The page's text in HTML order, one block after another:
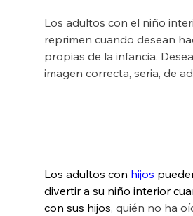
Los adultos con el niño
reprimen cuando desean
propias de la infancia.
imagen correcta, seria, de
Los adultos con hijos
divertir a su niño interior
con sus hijos, quién no ha